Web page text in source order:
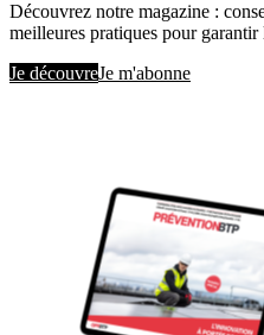
Découvrez notre magazine :
meilleures pratiques pour
Je découvreJe m'abonne